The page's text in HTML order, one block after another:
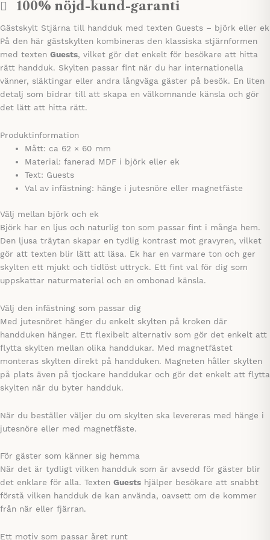
100% nöjd-kund-garanti
Gästskylt Stjärna till handduk med texten Guests – björk eller ek
På den här gästskylten kombineras den klassiska stjärnformen
med texten Guests, vilket gör det enkelt för besökare att hitta
rätt handduk. Skylten passar fint när du har internationella
vänner, släktingar eller andra långväga gäster på besök. En liten
detalj som bidrar till att skapa en välkomnande känsla och gör
det lätt att hitta rätt.
Produktinformation
Mått: ca 62 × 60 mm
Material: fanerad MDF i björk eller ek
Text: Guests
Val av infästning: hänge i jutesnöre eller magnetfäste
Välj mellan björk och ek
Björk har en ljus och naturlig ton som passar fint i många hem.
Den ljusa träytan skapar en tydlig kontrast mot gravyren, vilket
gör att texten blir lätt att läsa. Ek har en varmare ton och ger
skylten ett mjukt och tidlöst uttryck. Ett fint val för dig som
uppskattar naturmaterial och en ombonad känsla.
Välj den infästning som passar dig
Med jutesnöret hänger du enkelt skylten på kroken där
handduken hänger. Ett flexibelt alternativ som gör det enkelt att
flytta skylten mellan olika handdukar. Med magnetfästet
monteras skylten direkt på handduken. Magneten håller skylten
på plats även på tjockare handdukar och gör det enkelt att flytta
skylten när du byter handduk.
När du beställer väljer du om skylten ska levereras med hänge i
jutesnöre eller med magnetfäste.
För gäster som känner sig hemma
När det är tydligt vilken handduk som är avsedd för gäster blir
det enklare för alla. Texten Guests hjälper besökare att snabbt
förstå vilken handduk de kan använda, oavsett om de kommer
från när eller fjärran.
Ett motiv som passar året runt